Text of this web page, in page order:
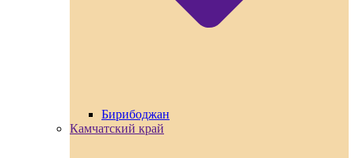
Бирибоджан
Камчатский край